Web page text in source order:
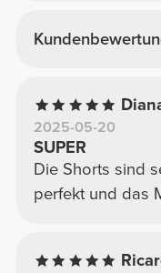
2025-05-20
SUPER
Die Shorts sind
perfekt und das